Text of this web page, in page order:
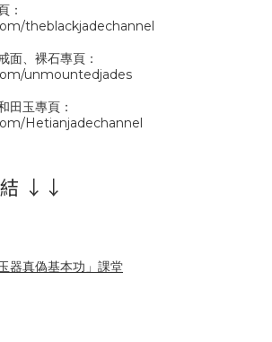
：
theblackjadechannel
面、裸石專頁：
unmountedjades
田玉專頁：
Hetianjadechannel
↓↓
器真偽基本功」課堂